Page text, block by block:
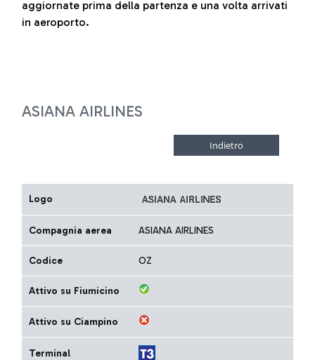
aggiornate prima della partenza e una volta arrivati
in aeroporto.
ASIANA AIRLINES
Logo
Compagnia aerea ASIANA AIRLINES
Codice OZ
Attivo su Fiumicino
Attivo su Ciampino
Terminal